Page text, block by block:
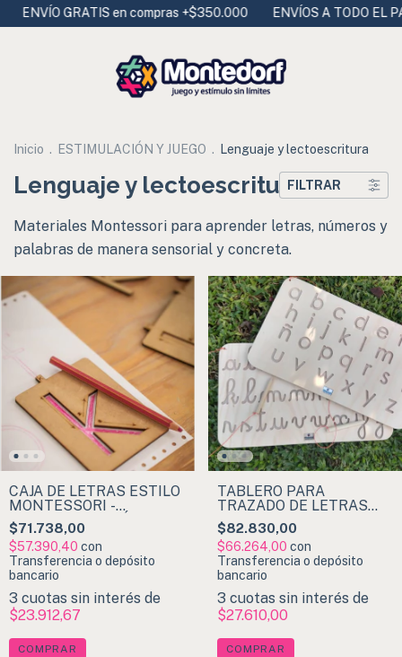
GRATIS en compras +$350.000 ENVÍOS A TODO EL PAÍS -
Inicio . ESTIMULACIÓN Y JUEGO . Lenguaje y lectoescritura
Lenguaje y lectoescrituraFILTRAR
Materiales Montessori para aprender letras, números y
palabras de manera sensorial y concreta.
CAJA DE LETRAS ESTILO
MONTESSORI -
IMPRENTA MAYÚSCULA
$71.738,00
$57.390,40 con
Transferencia o depósito
bancario
3 cuotas sin interés de
$23.912,67
TABLERO PARA
TRAZADO DE LETRAS
ESTILO MONTESSORI
$82.830,00
$66.264,00 con
Transferencia o depósito
bancario
3 cuotas sin interés de
$27.610,00